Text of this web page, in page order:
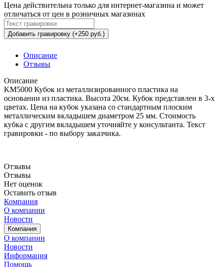
Цена действительна только для интернет-магазина и может
отличаться от цен в розничных магазинах
Добавить гравировку (+250 руб.)
Описание
Отзывы
Описание
KM5000 Кубок из металлизированного пластика на
основании из пластика. Высота 20см. Кубок представлен в 3-х
цветах. Цена на кубок указана со стандартным плоским
металлическим вкладышем диаметром 25 мм. Стоимость
кубка с другим вкладышем уточняйте у консультанта. Текст
гравировки - по выбору заказчика.
Отзывы
Отзывы
Нет оценок
Оставить отзыв
Компания
О компании
Новости
Компания
О компании
Новости
Информация
Помощь